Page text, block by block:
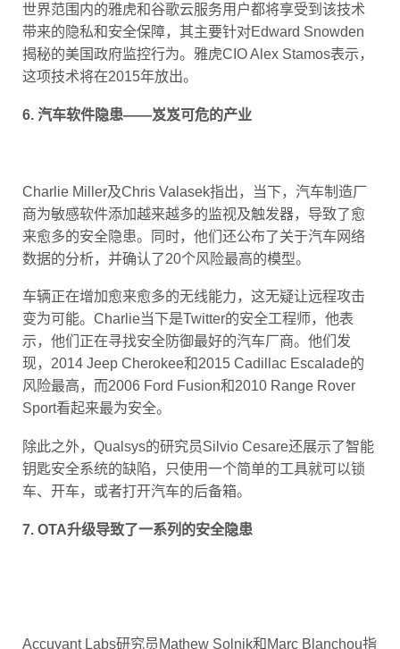
世界范围内的雅虎和谷歌云服务用户都将享受到该技术
带来的隐私和安全保障，其主要针对Edward Snowden
揭秘的美国政府监控行为。雅虎CIO Alex Stamos表示，
这项技术将在2015年放出。
6. 汽车软件隐患——岌岌可危的产业
Charlie Miller及Chris Valasek指出，当下，汽车制造厂
商为敏感软件添加越来越多的监视及触发器，导致了愈
来愈多的安全隐患。同时，他们还公布了关于汽车网络
数据的分析，并确认了20个风险最高的模型。
车辆正在增加愈来愈多的无线能力，这无疑让远程攻击
变为可能。Charlie当下是Twitter的安全工程师，他表
示，他们正在寻找安全防御最好的汽车厂商。他们发
现，2014 Jeep Cherokee和2015 Cadillac Escalade的
风险最高，而2006 Ford Fusion和2010 Range Rover
Sport看起来最为安全。
除此之外，Qualsys的研究员Silvio Cesare还展示了智能
钥匙安全系统的缺陷，只使用一个简单的工具就可以锁
车、开车，或者打开汽车的后备箱。
7. OTA升级导致了一系列的安全隐患
Accuvant Labs研究员Mathew Solnik和Marc Blanchou指